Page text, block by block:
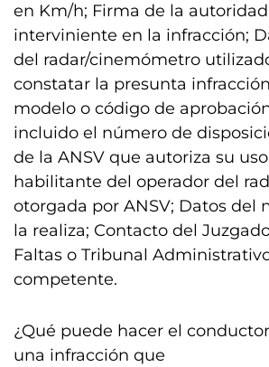
en Km/h; Firma de la
interviniente en la infracción;
del radar/cinemómetro
constatar la presunta
modelo o código de
incluido el número de
de la ANSV que autoriza su
habilitante del operador del
otorgada por ANSV; Datos del
la realiza; Contacto del
Faltas o Tribunal
competente.
¿Qué puede hacer el
una infracción que